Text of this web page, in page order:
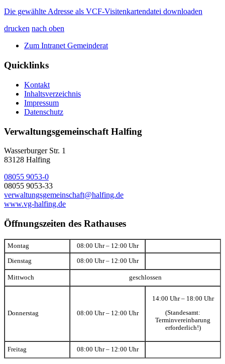
Die gewählte Adresse als VCF-Visitenkartendatei downloaden
drucken nach oben
Zum Intranet Gemeinderat
Quicklinks
Kontakt
Inhaltsverzeichnis
Impressum
Datenschutz
Verwaltungsgemeinschaft Halfing
Wasserburger Str. 1
83128 Halfing
08055 9053-0
08055 9053-33
verwaltungsgemeinschaft@halfing.de
www.vg-halfing.de
Öffnungszeiten des Rathauses
Montag 08:00 Uhr – 12:00 Uhr
Dienstag 08:00 Uhr – 12:00 Uhr
Mittwoch geschlossen
Donnerstag 08:00 Uhr – 12:00 Uhr
14:00 Uhr – 18:00 Uhr
(Standesamt:
Terminvereinbarung
erforderlich!)
Freitag 08:00 Uhr – 12:00 Uhr